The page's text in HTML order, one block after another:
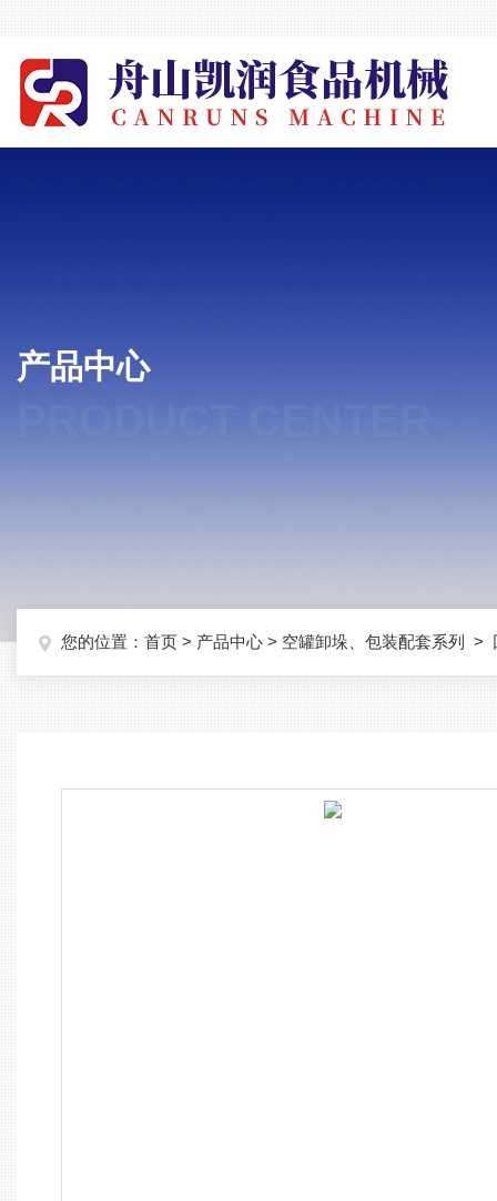
产品中心
您的位置： 首页 > 产品中心 > 空罐卸垛、包装配套系列 >